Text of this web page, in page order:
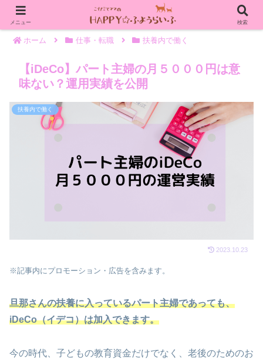
ホーム 仕事・転職 扶養内で働く
【iDeCo】パート主婦の月５０００円は意
味ない？運用実績を公開
扶養内で働く
2023.10.23
※記事内にプロモーション・広告を含みます。
旦那さんの扶養に入っているパート主婦であっても、
iDeCo（イデコ）は加入できます。
今の時代、子どもの教育資金だけでなく、老後のためのお
メニュー 検索